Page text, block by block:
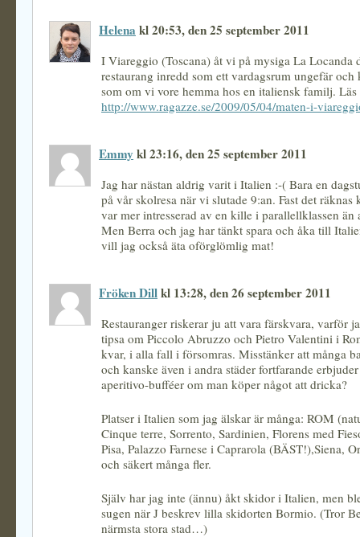
Helena kl 20:53, den 25 september 2011
I Viareggio (Toscana) åt vi på mysiga La Locanda
restaurang inredd som ett vardagsrum ungefär och
som om vi vore hemma hos en italiensk familj. Läs
http://www.ragazze.se/2009/05/04/maten-i-
Emmy kl 23:16, den 25 september 2011
Jag har nästan aldrig varit i Italien :-( Bara en
på vår skolresa när vi slutade 9:an. Fast det räknas
var mer intresserad av en kille i parallellklassen
Men Berra och jag har tänkt spara och åka till
vill jag också äta oförglömlig mat!
Fröken Dillkl 13:28, den 26 september 2011
Restauranger riskerar ju att vara färskvara, varför
tipsa om Piccolo Abruzzo och Pietro Valentini i
kvar, i alla fall i försomras. Misstänker att många
och kanske även i andra städer fortfarande
aperitivo-bufféer om man köper något att dricka?
Platser i Italien som jag älskar är många: ROM
Cinque terre, Sorrento, Sardinien, Florens med
Pisa, Palazzo Farnese i Caprarola (BÄST!),Siena,
och säkert många fler.
Själv har jag inte (ännu) åkt skidor i Italien, men
sugen när J beskrev lilla skidorten Bormio. (Tror
närmsta stora stad…)